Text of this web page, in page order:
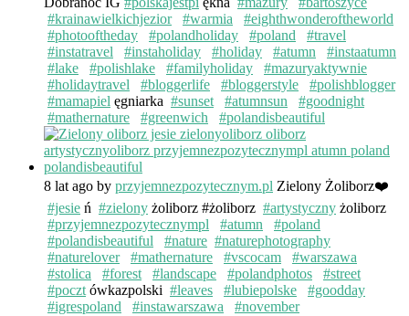
#krainawielkichjezior
#warmia
#eighthwonderoftheworld
#photooftheday
#polandholiday #poland
#travel
#instatravel
#instaholiday #holiday #atumn
#instaatumn
#lake
#polishlake #familyholiday
#mazuryaktywnie
#holidaytravel
#bloggerlife #bloggerstyle
#polishblogger
#mamapiel ęgniarka #sunset #atumnsun
#goodnight
#mathernature
#greenwich #polandisbeautiful
8 lat ago by przyjemnezpozytecznym.pl Zielony Żoliborz❤️
#jesie ń #zielony żoliborz #żoliborz #artystyczny żoliborz
#przyjemnezpozytecznympl
#atumn
#poland
#polandisbeautiful
#nature #naturephotography
#naturelover
#mathernature #vscocam
#warszawa
#stolica
#forest #landscape #polandphotos
#street
#poczt ówkazpolski #leaves #lubiepolske
#goodday
#igrespoland
#instawarszawa #november